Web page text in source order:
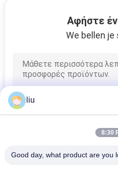
μηχάνημα
καλώδιο
εξώθησης
Αφήστε
We bellen je
liu
8:30
Good day, what product are you